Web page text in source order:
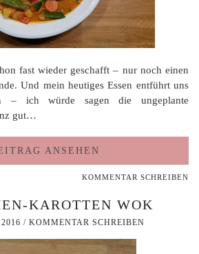
fast wieder geschafft – nur noch einen
Und mein heutiges Essen entführt uns
– ich würde sagen die ungeplante
gut…
ANSEHEN
KOMMENTAR SCHREIBEN
KAROTTEN WOK
/ KOMMENTAR SCHREIBEN